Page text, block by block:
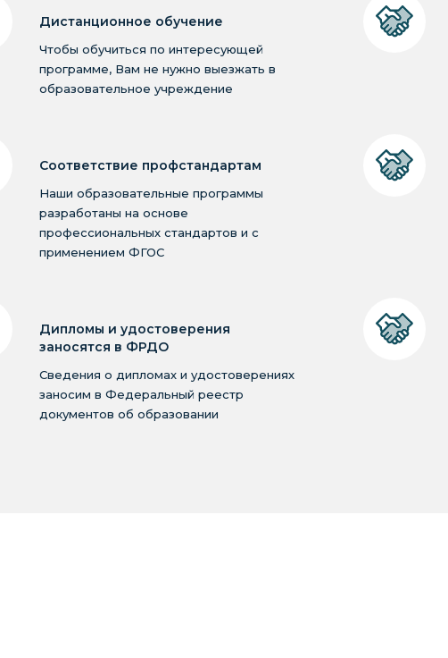
Дистанционное обучение
Чтобы обучиться по интересующей
программе, Вам не нужно выезжать в
образовательное учреждение
Соответствие профстандартам
Наши образовательные программы
разработаны на основе
профессиональных стандартов и с
применением ФГОС
Дипломы и удостоверения
заносятся в ФРДО
Сведения о дипломах и удостоверениях
заносим в Федеральный реестр
документов об образовании